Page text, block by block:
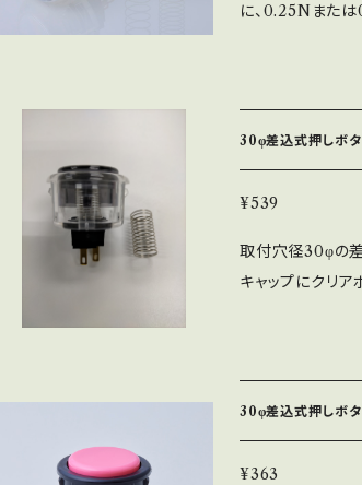
に、0.25Nまた
差込式ですので
加重が重くなって
30φ差込式押し
¥539
取付穴径30φの差
キャップにクリア
ャップと中キャ
スイッチ：MM9-
30φ差込式押しボ
¥363